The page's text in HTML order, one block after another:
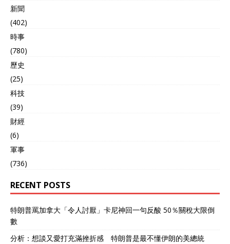
新聞
(402)
時事
(780)
歷史
(25)
科技
(39)
財經
(6)
軍事
(736)
RECENT POSTS
特朗普罵加拿大「令人討厭」卡尼神回一句反酸 50％關稅大限倒
數
分析：想談又愛打充滿挫折感 特朗普是最不懂伊朗的美總統